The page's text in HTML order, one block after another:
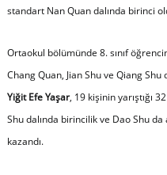
standart Nan Quan dalında birinci
Ortaokul bölümünde 8. sınıf
Chang Quan, Jian Shu ve Qiang
Yiğit Efe Yaşar, 19 kişinin yarıştığı
Shu dalında birincilik ve Dao Shu
kazandı.